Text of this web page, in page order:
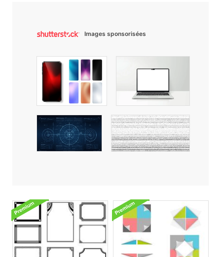
Images sponsorisées